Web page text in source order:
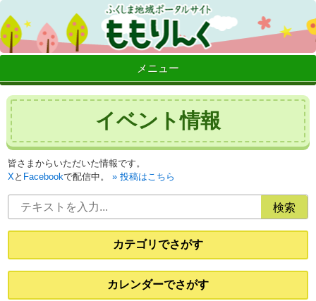
メニュー
イベント情報
皆さまからいただいた情報です。
Xと Facebookで配信中。 投稿はこちら
カテゴリでさがす
カレンダーでさがす